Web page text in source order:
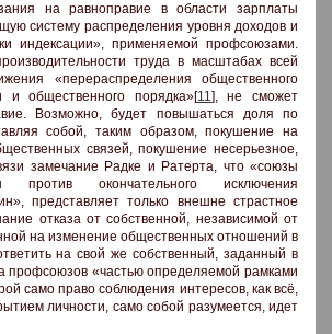
на равноправие в области зарплаты
систему распределения уровня доходов и
индексации», применяемой профсоюзами.
труда в масштабах всей
«перераспределения общественного
общественного порядка»[11], не сможет
Возможно, будет повышаться доля по
собой, таким образом, покушение на
связей, покушение несерьезное,
замечание Радке и Ратерта, что «союзы
против окончательного исключения
представляет только внешне страстное
отказа от собственной, независимой от
на изменение общественных отношений в
на свой же собственный, заданный в
профсоюзов «частью определяемой рамками
само право соблюдения интересов, как всё,
личности, само собой разумеется, идет